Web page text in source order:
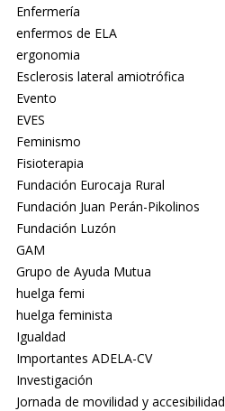
Enfermería
enfermos de ELA
ergonomia
Esclerosis lateral amiotrófica
Evento
EVES
Feminismo
Fisioterapia
Fundación Eurocaja Rural
Fundación Juan Perán-Pikolinos
Fundación Luzón
GAM
Grupo de Ayuda Mutua
huelga femi
huelga feminista
Igualdad
Importantes ADELA-CV
Investigación
Jornada de movilidad y accesibilidad